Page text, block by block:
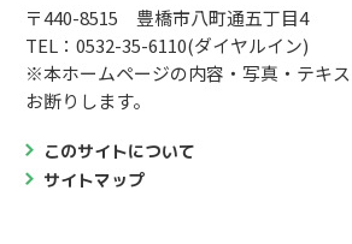
〒440-8515 豊橋市八町通五丁目4
TEL：0532-35-6110(ダイヤルイン)
※本ホームページの内容・写真・テキ
お断りします。
このサイトについて
サイトマップ